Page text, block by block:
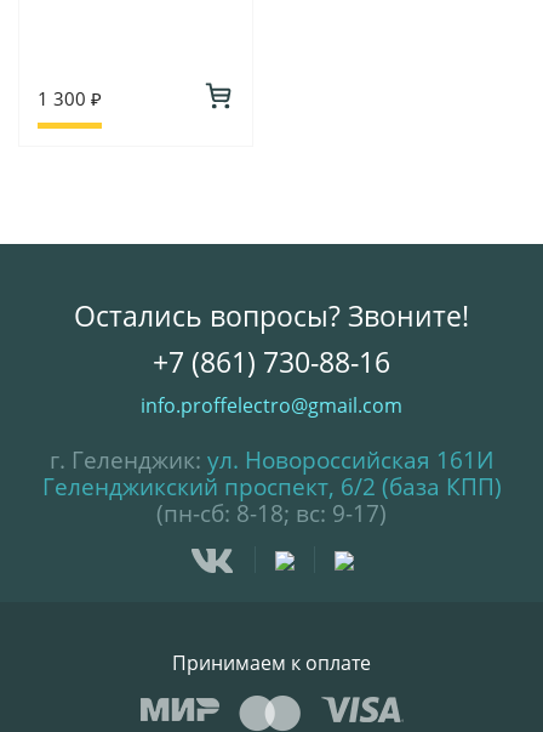
1 300 ₽
Остались вопросы? Звоните!
+7 (861) 730-88-16
info.proffelectro@gmail.com
г. Геленджик: ул. Новороссийская 161И
Геленджикский проспект, 6/2 (база КПП)
(пн-сб: 8-18; вс: 9-17)
Принимаем к оплате